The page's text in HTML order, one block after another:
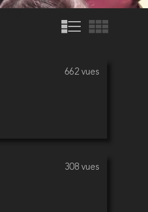
662 vues
308 vues